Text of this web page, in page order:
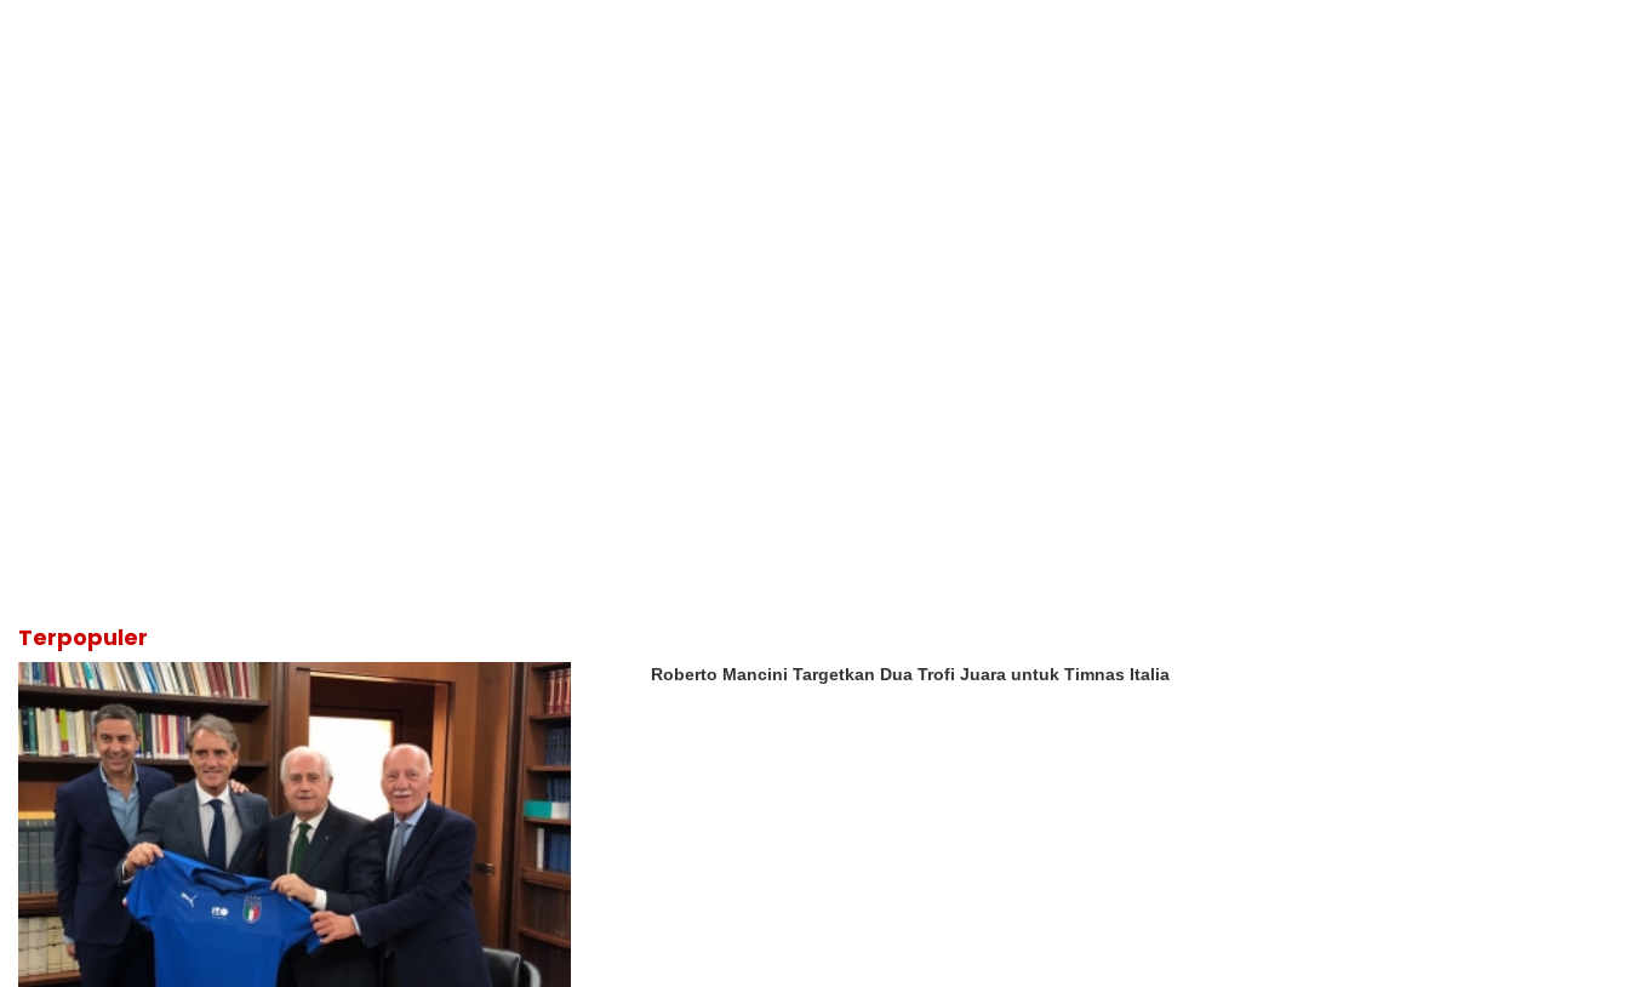
Terpopuler
Roberto Mancini Targetkan Dua Trofi Juara untuk Timnas Italia